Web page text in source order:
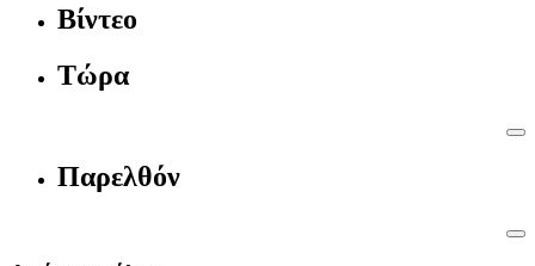
Βίντεο
Τώρα
Παρελθόν